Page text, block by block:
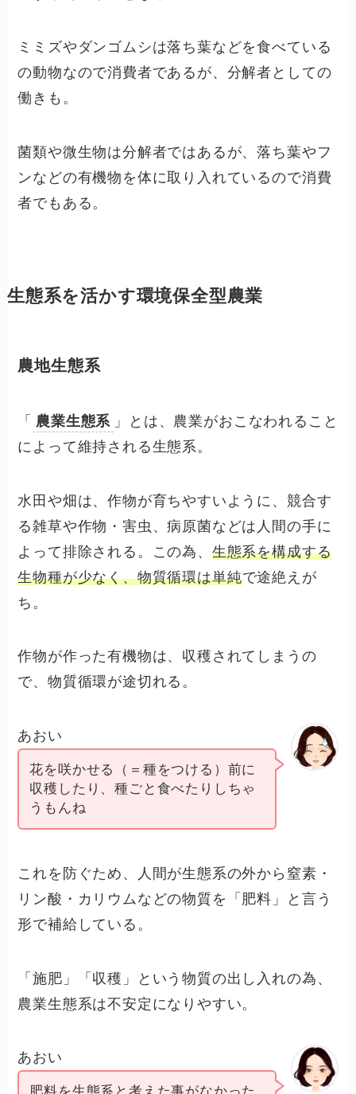
ミミズやダンゴムシは落ち葉などを食べている
の動物なので消費者であるが、分解者としての
働きも。
菌類や微生物は分解者ではあるが、落ち葉やフ
ンなどの有機物を体に取り入れているので消費
者でもある。
生態系を活かす環境保全型農業
農地生態系
「 農業生態系 」とは、農業がおこなわれること
によって維持される生態系。
水田や畑は、作物が育ちやすいように、競合す
る雑草や作物・害虫、病原菌などは人間の手に
よって排除される。この為、 生態系を構成する
生物種が少なく、物質循環は単純で途絶えが
ち。
作物が作った有機物は、収穫されてしまうの
で、物質循環が途切れる。
あおい
花を咲かせる（＝種をつける）前に
収穫したり、種ごと食べたりしちゃ
うもんね
これを防ぐため、人間が生態系の外から窒素・
リン酸・カリウムなどの物質を「肥料」と言う
形で補給している。
「施肥」「収穫」という物質の出し入れの為、
農業生態系は不安定になりやすい。
あおい